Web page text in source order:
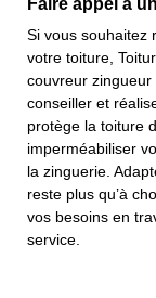
Faire appel à
Si vous souhaitez
votre toiture,
couvreur
conseiller et
protège la toiture
imperméabiliser
la zinguerie.
reste plus qu’à
vos besoins en
service.